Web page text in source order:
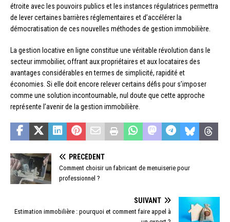
étroite avec les pouvoirs publics et les instances régulatrices permettra
de lever certaines barrières réglementaires et d’accélérer la
démocratisation de ces nouvelles méthodes de gestion immobilière.
La gestion locative en ligne constitue une véritable révolution dans le
secteur immobilier, offrant aux propriétaires et aux locataires des
avantages considérables en termes de simplicité, rapidité et
économies. Si elle doit encore relever certains défis pour s’imposer
comme une solution incontournable, nul doute que cette approche
représente l’avenir de la gestion immobilière.
PRÉCÉDENT
Comment choisir un fabricant de menuiserie pour
professionnel ?
SUIVANT
Estimation immobilière : pourquoi et comment faire appel à